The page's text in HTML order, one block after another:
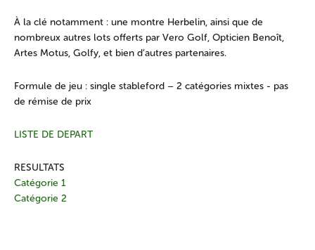
À la clé notamment : une montre Herbelin, ainsi que de
nombreux autres lots offerts par Vero Golf, Opticien Benoît,
Artes Motus, Golfy, et bien d’autres partenaires.
Formule de jeu : single stableford – 2 catégories mixtes - pas
de rémise de prix
LISTE DE DEPART
RESULTATS
Catégorie 1
Catégorie 2